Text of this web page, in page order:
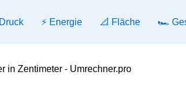
⚡ Energie 📐 Fläche 🏎️
in Zentimeter - Umrechner.pro